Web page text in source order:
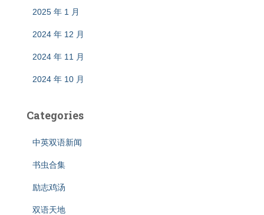
2025 年 1 月
2024 年 12 月
2024 年 11 月
2024 年 10 月
Categories
中英双语新闻
书虫合集
励志鸡汤
双语天地